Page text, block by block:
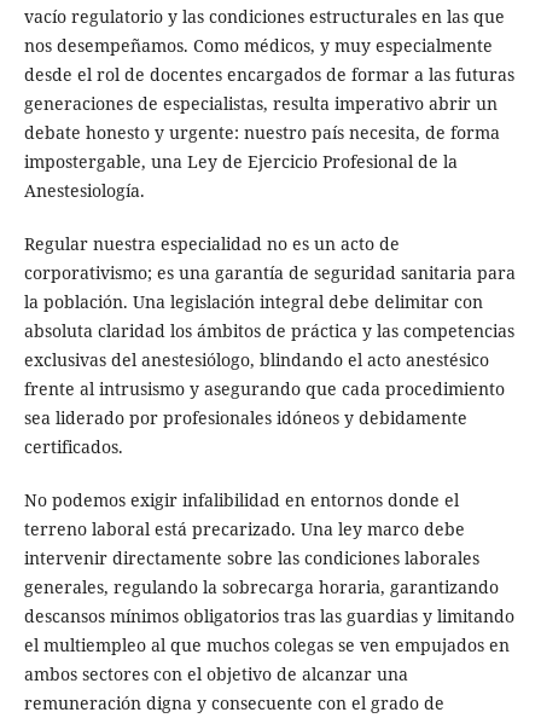
vacío regulatorio y las condiciones estructurales en las que
nos desempeñamos. Como médicos, y muy especialmente
desde el rol de docentes encargados de formar a las futuras
generaciones de especialistas, resulta imperativo abrir un
debate honesto y urgente: nuestro país necesita, de forma
impostergable, una Ley de Ejercicio Profesional de la
Anestesiología.
Regular nuestra especialidad no es un acto de
corporativismo; es una garantía de seguridad sanitaria para
la población. Una legislación integral debe delimitar con
absoluta claridad los ámbitos de práctica y las competencias
exclusivas del anestesiólogo, blindando el acto anestésico
frente al intrusismo y asegurando que cada procedimiento
sea liderado por profesionales idóneos y debidamente
certificados.
No podemos exigir infalibilidad en entornos donde el
terreno laboral está precarizado. Una ley marco debe
intervenir directamente sobre las condiciones laborales
generales, regulando la sobrecarga horaria, garantizando
descansos mínimos obligatorios tras las guardias y limitando
el multiempleo al que muchos colegas se ven empujados en
ambos sectores con el objetivo de alcanzar una
remuneración digna y consecuente con el grado de